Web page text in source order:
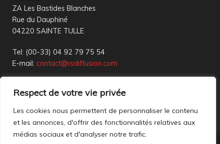
Respect de votre vie privée
Les cookies nous permettent de personnaliser le contenu
et les annonces, d'offrir des fonctionnalités relatives aux
médias sociaux et d'analyser notre trafic.
ZA Les Bastides Blanches
Rue du Dauphiné
04220 SAINTE TULLE
Tel: (00-33) 04 92 79 75 54
E-mail: contact@rsdiffusion.com
18h00
Réception en magasin sur rendez-vous uniquement